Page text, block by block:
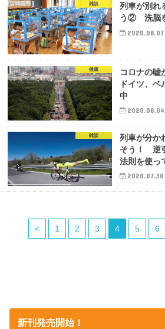
雑談
列車が別
う② 洗脳
2020.08.07
健康
コロナの
ドイツ、
中
2020.08.04
雑談
列車が分
そう！ 逆
法則を使っ
2020.07.30
< 1 2 3 4 5 6
新刊発売開始！